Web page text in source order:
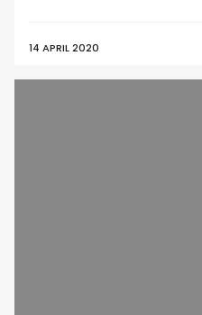
14 APRIL 2020